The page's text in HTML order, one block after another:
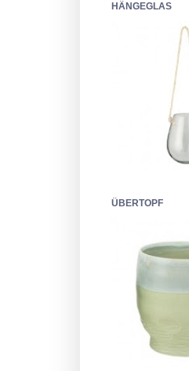
HÄNGEGLAS
ÜBERTOPF